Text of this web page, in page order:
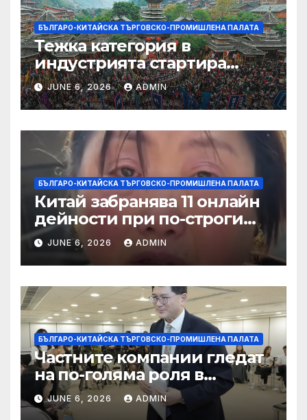
БЪЛГАРО-КИТАЙСКА ТЪРГОВСКО-ПРОМИШЛЕНА ПАЛАТА
Тежка категория в
индустрията стартира
алианс за космическа
слънчева енергия
JUNE 6, 2026 ADMIN
БЪЛГАРО-КИТАЙСКА ТЪРГОВСКО-ПРОМИШЛЕНА ПАЛАТА
Китай забранява 11 онлайн
дейности при по-строги
правила за ограничаване на
слуховете и
кибернасилниците
JUNE 6, 2026 ADMIN
БЪЛГАРО-КИТАЙСКА ТЪРГОВСКО-ПРОМИШЛЕНА ПАЛАТА
Частните компании гледат
на по-голяма роля в
стратегическата
енергетика
JUNE 6, 2026 ADMIN